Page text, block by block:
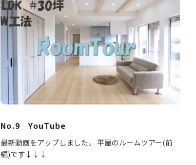
No.9 YouTube
最新動画をアップしました。 平屋のルームツアー(前
編)です↓↓↓